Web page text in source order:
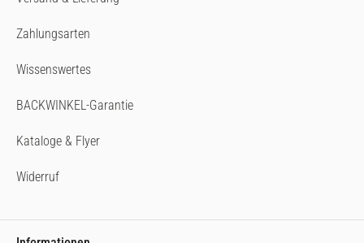
Zahlungsarten
Wissenswertes
BACKWINKEL-Garantie
Kataloge & Flyer
Widerruf